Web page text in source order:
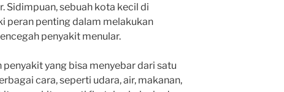
Sidimpuan, sebuah kota kecil di
peran penting dalam melakukan
penyakit menular.
yang bisa menyebar dari satu
cara, seperti udara, air, makanan,